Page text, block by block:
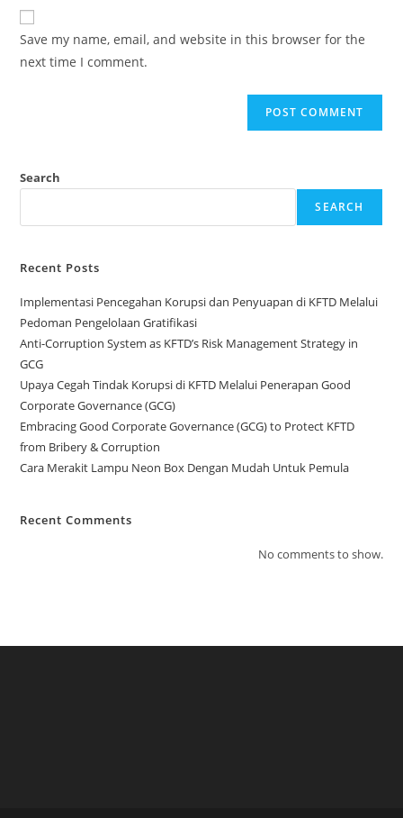
comment
website
URL
(optional)
Save my name, email, and website in this browser for the
next time I comment.
Search
SEARCH
Recent Posts
Implementasi Pencegahan Korupsi dan Penyuapan di KFTD Melalui
Pedoman Pengelolaan Gratifikasi
Anti-Corruption System as KFTD’s Risk Management Strategy in
GCG
Upaya Cegah Tindak Korupsi di KFTD Melalui Penerapan Good
Corporate Governance (GCG)
Embracing Good Corporate Governance (GCG) to Protect KFTD
from Bribery & Corruption
Cara Merakit Lampu Neon Box Dengan Mudah Untuk Pemula
Recent Comments
No comments to show.